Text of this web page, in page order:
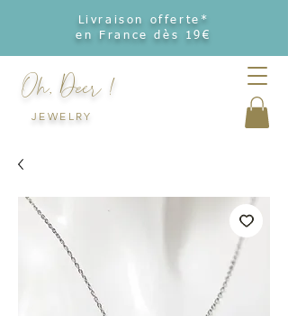
Livraison offerte*
en France dès 19€
Oh, Deer !
JEWELRY